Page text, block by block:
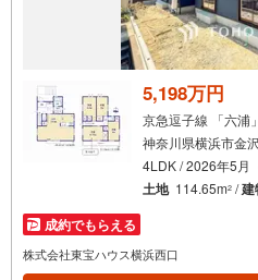
5,198万円
京急逗子線 「六
神奈川県横浜市金
4LDK / 2026年5月
土地 114.65m2 /建
成約でもらえる
株式会社東宝ハウス横浜西口